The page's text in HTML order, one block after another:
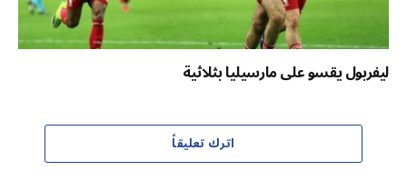
ليفربول يقسو على مارسيليا بثلاثية
اترك تعليقاً